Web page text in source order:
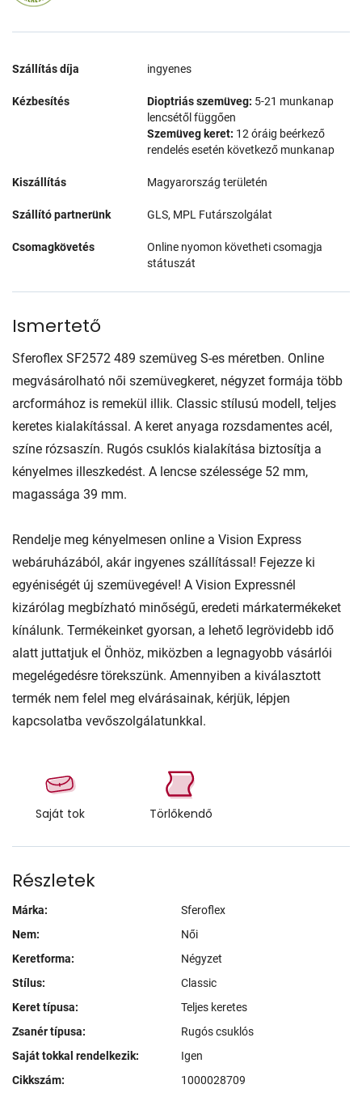
Szállítás díja ingyenes
Kézbesítés Dioptriás szemüveg: 5-21 munkanap
lencsétől függően
Szemüveg keret: 12 óráig beérkező
rendelés esetén következő munkanap
Kiszállítás Magyarország területén
Szállító partnerünk GLS, MPL Futárszolgálat
Csomagkövetés
Online nyomon követheti csomagja
státuszát
Ismertető
Sferoflex SF2572 489 szemüveg S-es méretben. Online
megvásárolható női szemüvegkeret, négyzet formája több
arcformához is remekül illik. Classic stílusú modell, teljes
keretes kialakítással. A keret anyaga rozsdamentes acél,
színe rózsaszín. Rugós csuklós kialakítása biztosítja a
kényelmes illeszkedést. A lencse szélessége 52 mm,
magassága 39 mm.
Rendelje meg kényelmesen online a Vision Express
webáruházából, akár ingyenes szállítással! Fejezze ki
egyéniségét új szemüvegével! A Vision Expressnél
kizárólag megbízható minőségű, eredeti márkatermékeket
kínálunk. Termékeinket gyorsan, a lehető legrövidebb idő
alatt juttatjuk el Önhöz, miközben a legnagyobb vásárlói
megelégedésre törekszünk. Amennyiben a kiválasztott
termék nem felel meg elvárásainak, kérjük, lépjen
kapcsolatba vevőszolgálatunkkal.
Saját tok Törlőkendő
Részletek
Márka:
Sferoflex
Nem:
Női
Keretforma:
Négyzet
Stílus:
Classic
Keret típusa:
Teljes keretes
Zsanér típusa:
Rugós csuklós
Saját tokkal rendelkezik:
Igen
Cikkszám:
1000028709